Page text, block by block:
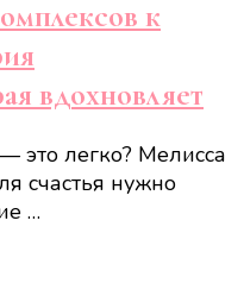
к
вдохновляет
это легко? Мелисса
счастья нужно
…